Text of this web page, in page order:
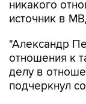
никакого
источник в
"Александр
отношения к
делу в
подчеркнул